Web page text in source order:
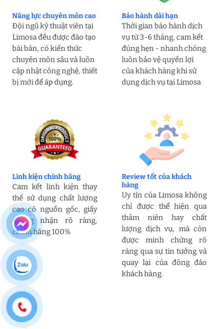
Năng lực chuyên môn cao
Đội ngũ kỹ thuật viên tại
Limosa đều được đào tạo
bài bản, có kiến thức
chuyên môn sâu và luôn
cập nhật công nghệ, thiết
bị mới để áp dụng.
Bảo hành dài hạn
Thời gian bảo hành dịch
vụ từ 3-6 tháng, cam kết
đúng hẹn - nhanh chóng
luôn bảo vệ quyền lợi
của khách hàng khi sử
dụng dịch vụ tại Limosa
Linh kiện chính hãng
Cam kết linh kiện thay
thế sử dụng chất lượng
cao có nguồn gốc, giấy
chứng nhận rõ ràng,
chính hãng 100%
Review tốt của khách
hàng
Uy tín của Limosa không
chỉ được thể hiện qua
thâm niên hay chất
lượng dịch vụ, mà còn
được minh chứng rõ
ràng qua sự tin tưởng và
quay lại của đông đảo
khách hàng.